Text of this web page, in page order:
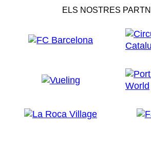
ELS NOSTRES